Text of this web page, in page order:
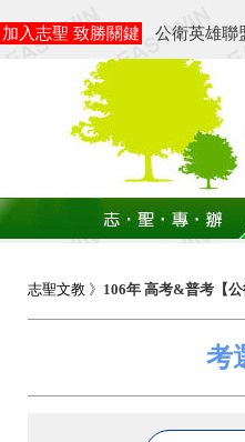
加入志聖 致勝關鍵 公衛英雄聯
志聖文教 》 106年 高考&普考【
考